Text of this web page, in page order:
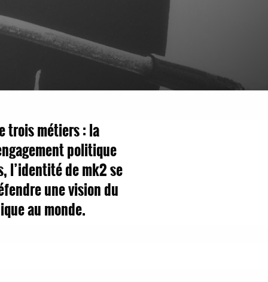
trois métiers : la
politique
l’identité de mk2 se
une vision du
au monde.